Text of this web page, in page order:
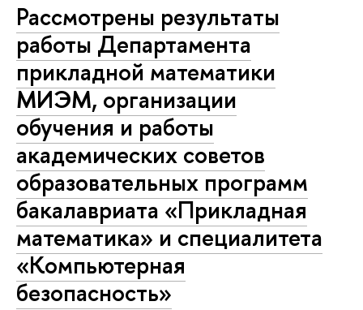
Рассмотрены результаты
работы Департамента
прикладной математики
МИЭМ, организации
обучения и работы
академических советов
образовательных программ
бакалавриата «Прикладная
математика» и специалитета
«Компьютерная
безопасность»